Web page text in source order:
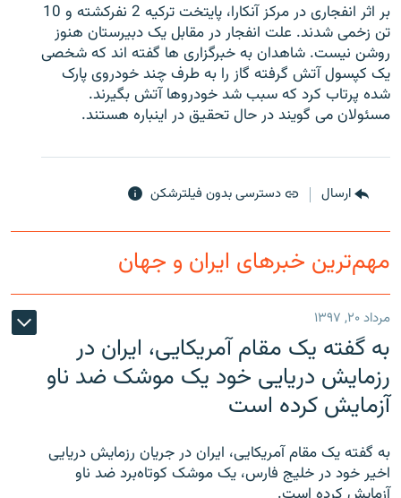
فرکانس‌ها
گزارش‌های تصویری
گزارش‌های ویدئویی
زنان فردا
English
به ما بپیوندید
زبان‌های دیگر
بر اثر انفجاری در مرکز آنکارا، پایتخت ترکیه 2 نفرکشته و 10
تن زخمی شدند. علت انفجار در مقابل یک دبیرستان هنوز
روشن نیست. شاهدان به خبرگزاری ها گفته اند که شخصی
یک کپسول آتش گرفته گاز را به طرف چند خودروی پارک
شده پرتاب کرد که سبب شد خودروها آتش بگیرند.
مسئولان می گویند در حال تحقیق در اینباره هستند.
ارسال دسترسی بدون فیلترشکن
مهم‌ترین خبرهای ایران و جهان
مرداد ۲۰, ۱۳۹۷
به گفته یک مقام آمریکایی، ایران در
رزمایش دریایی خود یک موشک ضد ناو
آزمایش کرده است
به گفته یک مقام آمریکایی، ایران در جریان رزمایش دریایی
اخیر خود در خلیج فارس، یک موشک کوتاه‌برد ضد ناو